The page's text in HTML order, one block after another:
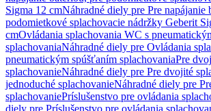
Sigma 12 cmNáhradné diely pre Pre napájanie
podomietkové splachovacie nádržky Geberit
cmOvládania splachovania WC s
splachovaniaNáhradné diely pre Ovládania
pneumatickým spúšťaním splachovaniaPre
splachovanieNáhradné diely pre Pre dvojité
jednoduché splachovanieNáhradné diely pre
splachovaniePríslušenstvo pre ovládania
diely pre Príslušenstvo pre ovládania